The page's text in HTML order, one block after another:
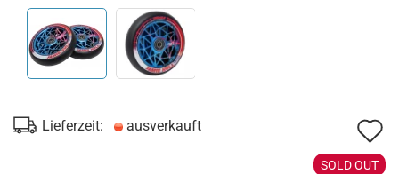
Lieferzeit: ausverkauft
SOLD OUT